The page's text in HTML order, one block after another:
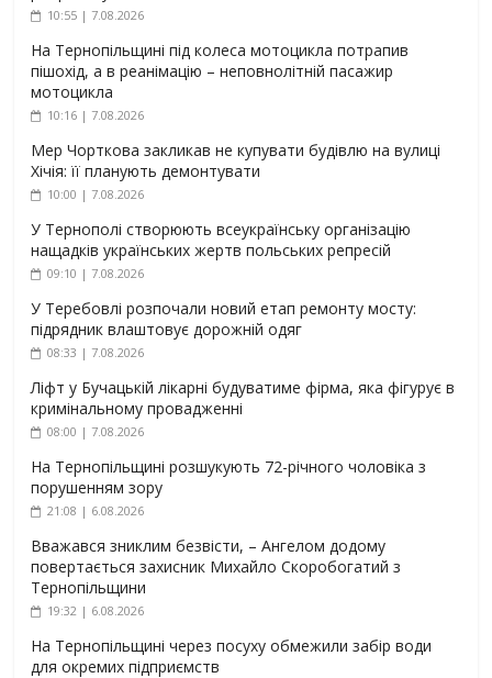
10:55 | 7.08.2026
На Тернопільщині під колеса мотоцикла потрапив
пішохід, а в реанімацію – неповнолітній пасажир
мотоцикла
10:16 | 7.08.2026
Мер Чорткова закликав не купувати будівлю на вулиці
Хічія: її планують демонтувати
10:00 | 7.08.2026
У Тернополі створюють всеукраїнську організацію
нащадків українських жертв польських репресій
09:10 | 7.08.2026
У Теребовлі розпочали новий етап ремонту мосту:
підрядник влаштовує дорожній одяг
08:33 | 7.08.2026
Ліфт у Бучацькій лікарні будуватиме фірма, яка фігурує в
кримінальному провадженні
08:00 | 7.08.2026
На Тернопільщині розшукують 72-річного чоловіка з
порушенням зору
21:08 | 6.08.2026
Вважався зниклим безвісти, – Ангелом додому
повертається захисник Михайло Скоробогатий з
Тернопільщини
19:32 | 6.08.2026
На Тернопільщині через посуху обмежили забір води
для окремих підприємств